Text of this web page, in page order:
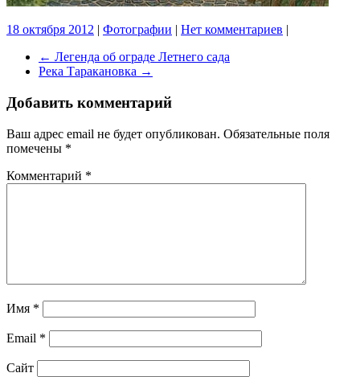
18 октября 2012 | Фотографии | Нет комментариев |
← Легенда об ограде Летнего сада
Река Таракановка →
Добавить комментарий
Ваш адрес email не будет опубликован. Обязательные поля
помечены *
Комментарий *
Имя *
Email *
Сайт